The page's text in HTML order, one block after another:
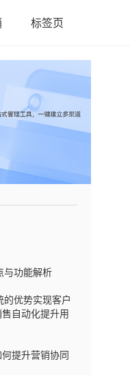
标签页
与功能解析
优势实现客户
自动化提升用
提升营销协同